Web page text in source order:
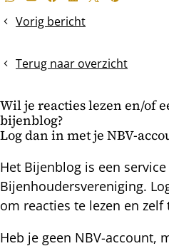
bericht
Vorig bericht
Koninginnenteelt
augustus
Terug naar overzicht
Wil je reacties lezen en/of
bijenblog?
Log dan in met je NBV-
Het Bijenblog is een
Bijenhoudersvereniging.
om reacties te lezen en zelf
Heb je geen NBV-account,